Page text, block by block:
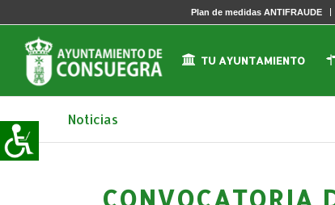
Plan de medidas ANTIFRAUDE
TU AYUNTAMIENTO
Noticias
CONVOCATORIA